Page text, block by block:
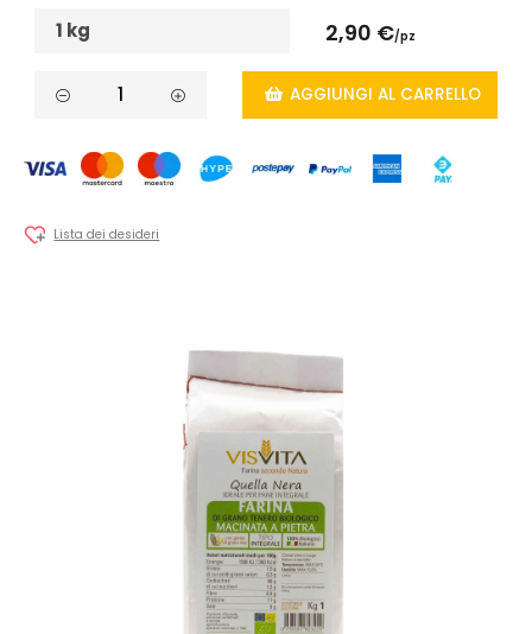
1 kg 2,90 €/pz
AGGIUNGI AL CARRELLO
Lista dei desideri